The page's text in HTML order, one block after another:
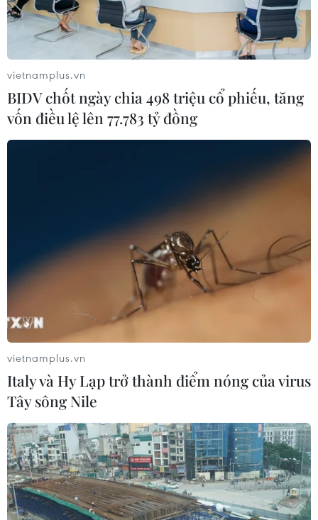
nhiên, một điều rõ ràng là năng lượng vẫn đóng
vai trò chủ chốt trong trò chơi này”./.
#Saudi Arabia #UAE
#Thay thế
#Thái tử Mohammed Arập Xêút
Theo dõi VietnamPlus
vietnamplus.vn
BIDV chốt ngày chia 498 triệu cổ phiếu, tăng
vốn điều lệ lên 77.783 tỷ đồng
vietnamplus.vn
Italy và Hy Lạp trở thành điểm nóng của virus
Tây sông Nile